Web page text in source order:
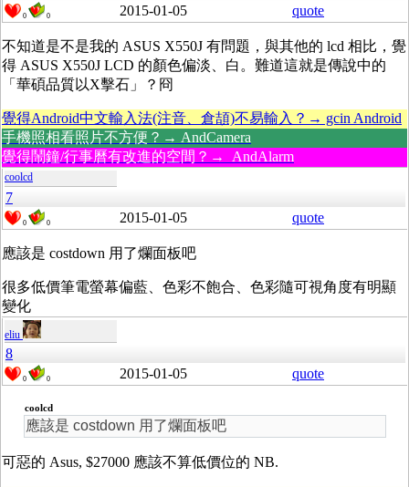
0 0 2015-01-05 quote
不知道是不是我的 ASUS X550J 有問題，與其他的 lcd 相比，覺
得 ASUS X550J LCD 的顏色偏淡、白。難道這就是傳說中的
「華碩品質以X擊石」？冏
覺得Android中文輸入法(注音、倉頡)不易輸入？→ gcin Android
手機照相看照片不方便？→ AndCamera
覺得鬧鐘/行事曆有改進的空間？→ AndAlarm
coolcd
7
0 0 2015-01-05 quote
應該是 costdown 用了爛面板吧
很多低價筆電螢幕偏藍、色彩不飽合、色彩隨可視角度有明顯
變化
eliu
8
0 0 2015-01-05 quote
coolcd
應該是 costdown 用了爛面板吧
可惡的 Asus, $27000 應該不算低價位的 NB.